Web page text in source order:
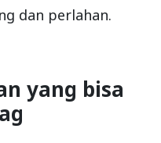
dan perlahan.
yang bisa